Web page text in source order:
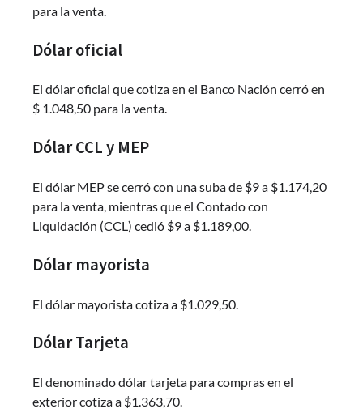
para la venta.
Dólar oficial
El dólar oficial que cotiza en el Banco Nación cerró en
$ 1.048,50 para la venta.
Dólar CCL y MEP
El dólar MEP se cerró con una suba de $9 a $1.174,20
para la venta, mientras que el Contado con
Liquidación (CCL) cedió $9 a $1.189,00.
Dólar mayorista
El dólar mayorista cotiza a $1.029,50.
Dólar Tarjeta
El denominado dólar tarjeta para compras en el
exterior cotiza a $1.363,70.